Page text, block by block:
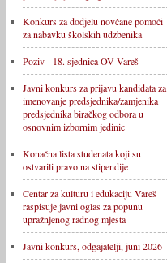
Konkurs za dodjelu novčane pomoći
za nabavku školskih udžbenika
Poziv - 18. sjednica OV Vareš
Javni konkurs za prijavu kandidata za
imenovanje predsjednika/zamjenika
predsjednika biračkog odbora u
osnovnim izbornim jedinic
Konačna lista studenata koji su
ostvarili pravo na stipendije
Centar za kulturu i edukaciju Vareš
raspisuje javni oglas za popunu
upražnjenog radnog mjesta
Javni konkurs, odgajatelji, juni 2026